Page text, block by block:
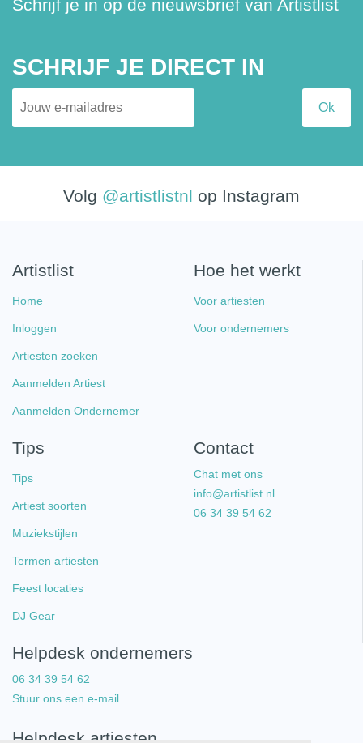
Schrijf je in op de nieuwsbrief van Artistlist
SCHRIJF JE DIRECT IN
Volg @artistlistnl op Instagram
Artistlist
Home
Inloggen
Artiesten zoeken
Aanmelden Artiest
Aanmelden Ondernemer
Hoe het werkt
Voor artiesten
Voor ondernemers
Tips
Tips
Artiest soorten
Muziekstijlen
Termen artiesten
Feest locaties
DJ Gear
Contact
Chat met ons
info@artistlist.nl
06 34 39 54 62
Helpdesk ondernemers
06 34 39 54 62
Stuur ons een e-mail
Helpdesk artiesten